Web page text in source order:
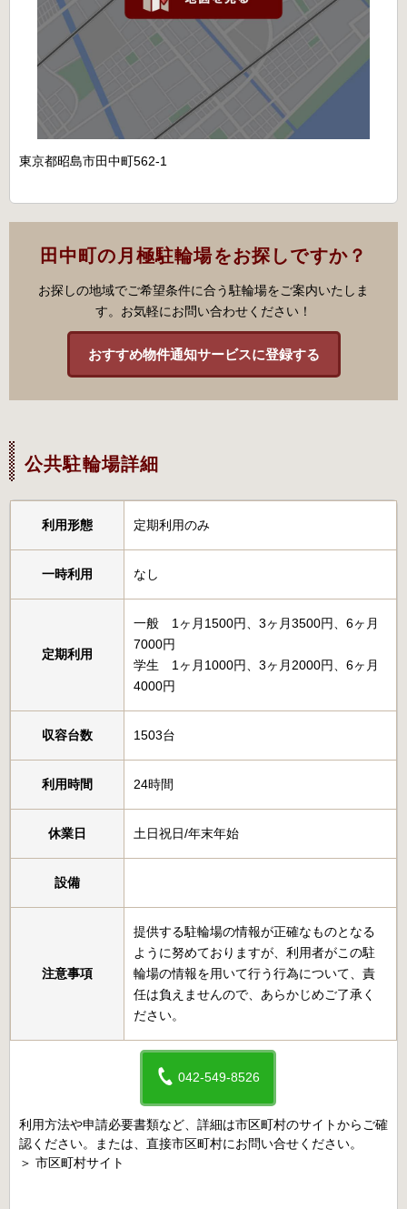
東京都昭島市田中町562-1
田中町の月極駐輪場をお探しですか？
お探しの地域でご希望条件に合う駐輪場をご案内いたしま
す。お気軽にお問い合わせください！
おすすめ物件通知サービスに登録する
公共駐輪場詳細
利用形態 定期利用のみ
一時利用 なし
定期利用
一般 1ヶ月1500円、3ヶ月3500円、6ヶ月
7000円
学生 1ヶ月1000円、3ヶ月2000円、6ヶ月
4000円
収容台数 1503台
利用時間 24時間
休業日 土日祝日/年末年始
設備
注意事項
提供する駐輪場の情報が正確なものとなる
ように努めておりますが、利用者がこの駐
輪場の情報を用いて行う行為について、責
任は負えませんので、あらかじめご了承く
ださい。
042-549-8526
利用方法や申請必要書類など、詳細は市区町村のサイトからご確
認ください。または、直接市区町村にお問い合せください。
＞ 市区町村サイト